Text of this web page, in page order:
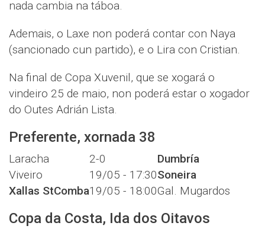
nada cambia na táboa.
Ademais, o Laxe non poderá contar con Naya
(sancionado cun partido), e o Lira con Cristian.
Na final de Copa Xuvenil, que se xogará o
vindeiro 25 de maio, non poderá estar o xogador
do Outes Adrián Lista.
Preferente, xornada 38
Laracha 2-0
Dumbría
Viveiro
19/05 - 17:30Soneira
Xallas StComba19/05 - 18:00Gal. Mugardos
Copa da Costa, Ida dos Oitavos